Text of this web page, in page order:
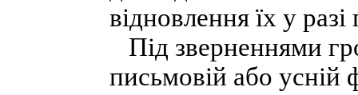
відновлення їх у
Під зверненнями
письмовій або усній